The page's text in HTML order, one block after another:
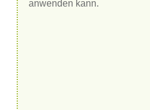
anwenden kann.